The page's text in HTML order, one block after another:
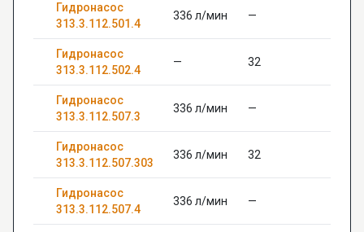
Гидронасос
313.3.112.501.4
336 л/мин —
Гидронасос
313.3.112.502.4
— 32
Гидронасос
313.3.112.507.3
336 л/мин —
Гидронасос
313.3.112.507.303
336 л/мин 32
Гидронасос
313.3.112.507.4
336 л/мин —